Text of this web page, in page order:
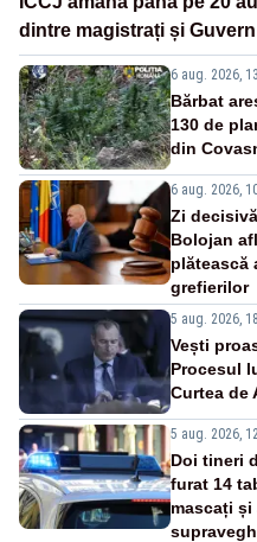
dintre magistrați și Guvern
6 aug. 2026,
Bărbat
130 de
din
6 aug. 2026,
Zi
Bolojan
plătească
grefierilor
5 aug. 2026,
Vești
Procesul
Curtea de
5 aug. 2026,
Doi tineri
furat 14
mascați și